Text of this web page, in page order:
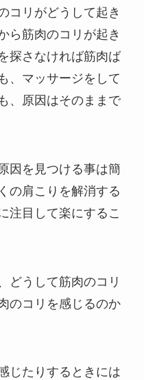
コリがどうして起き
ら筋肉のコリが起き
探さなければ筋肉ば
、マッサージをして
、原因はそのままで
因を見つける事は簡
の肩こりを解消する
注目して楽にするこ
どうして筋肉のコリ
のコリを感じるのか
じたりするときには